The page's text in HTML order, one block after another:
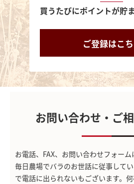
買うたびにポイントが貯
ご登録はこ
お問い合わせ・ご
お電話、FAX、お問い合わせフォーム
毎日農場でバラのお世話に従事して
で電話に出られないもございます。何